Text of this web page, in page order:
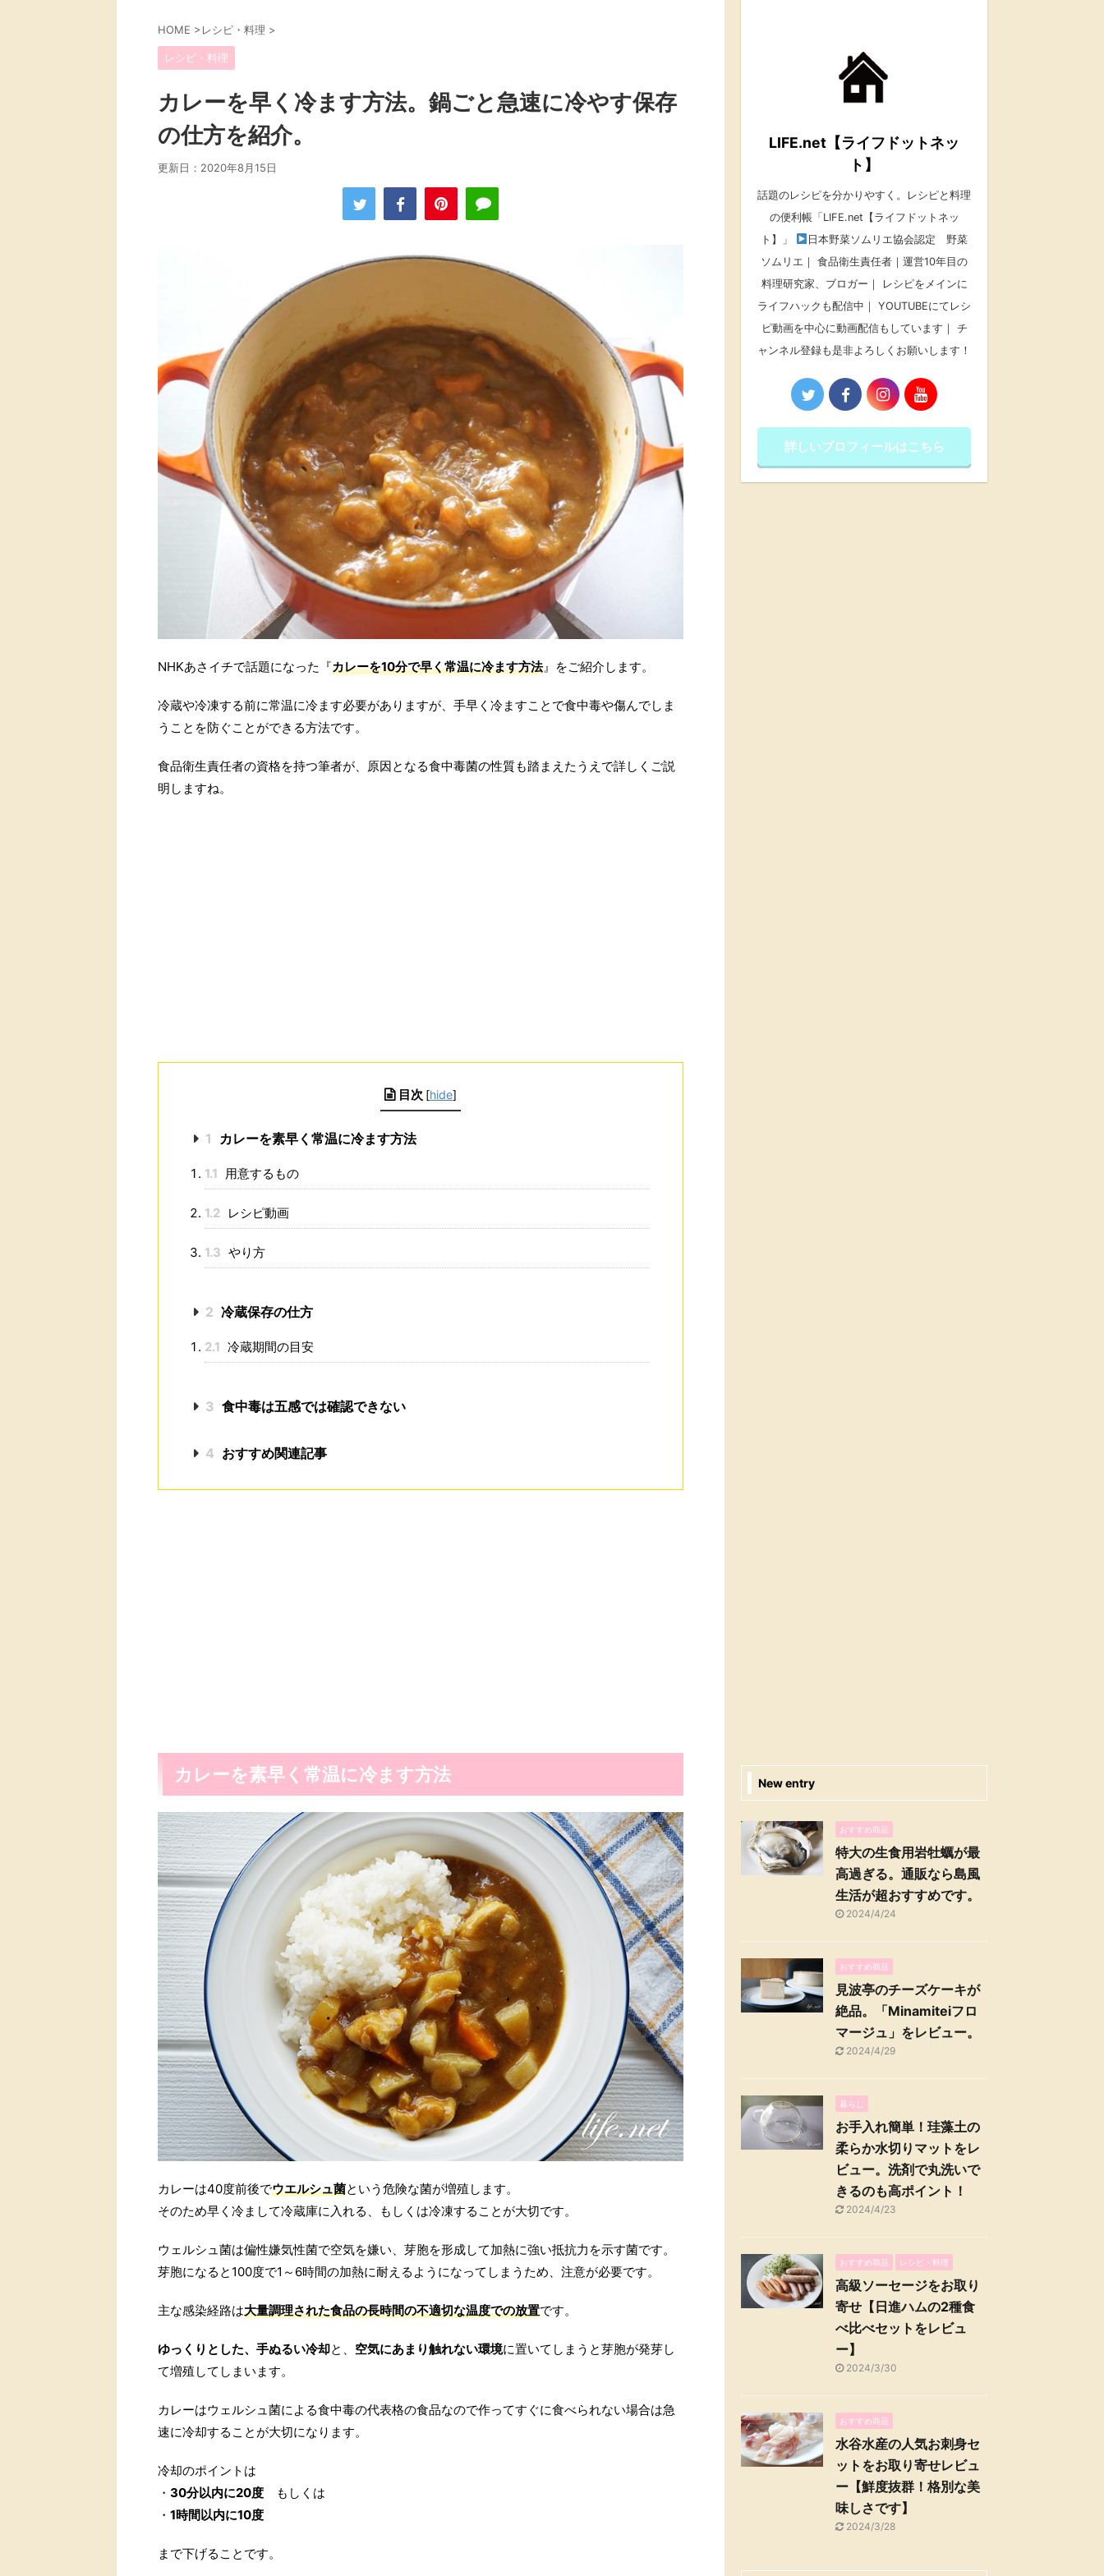
HOME >レシピ・料理 >
レシピ・料理
カレーを早く冷ます方法。鍋ごと急速に冷やす保存
の仕方を紹介。
更新日： 2020年8月15日
NHKあさイチで話題になった『カレーを10分で早く常温に冷ます方法』をご紹介します。
冷蔵や冷凍する前に常温に冷ます必要がありますが、手早く冷ますことで食中毒や傷んでしま
うことを防ぐことができる方法です。
食品衛生責任者の資格を持つ筆者が、原因となる食中毒菌の性質も踏まえたうえで詳しくご説
明しますね。
目次 [hide]
1 カレーを素早く常温に冷ます方法
1.1 用意するもの
1.2 レシピ動画
1.3 やり方
2 冷蔵保存の仕方
2.1 冷蔵期間の目安
3 食中毒は五感では確認できない
4 おすすめ関連記事
カレーを素早く常温に冷ます方法
カレーは40度前後でウエルシュ菌という危険な菌が増殖します。
そのため早く冷まして冷蔵庫に入れる、もしくは冷凍することが大切です。
ウェルシュ菌は偏性嫌気性菌で空気を嫌い、芽胞を形成して加熱に強い抵抗力を示す菌です。
芽胞になると100度で1～6時間の加熱に耐えるようになってしまうため、注意が必要です。
主な感染経路は大量調理された食品の長時間の不適切な温度での放置です。
ゆっくりとした、手ぬるい冷却と、 空気にあまり触れない環境に置いてしまうと芽胞が発芽し
て増殖してしまいます。
カレーはウェルシュ菌による食中毒の代表格の食品なので作ってすぐに食べられない場合は急
速に冷却することが大切になります。
冷却のポイントは
・ 30分以内に20度 もしくは
・ 1時間以内に10度
まで下げることです。
LIFE.net【ライフドットネッ
ト】
話題のレシピを分かりやすく。レシピと料理
の便利帳「LIFE.net【ライフドットネッ
ト】」
日本野菜ソムリエ協会認定 野菜
ソムリエ｜ 食品衛生責任者｜運営10年目の
料理研究家、ブロガー｜ レシピをメインに
ライフハックも配信中｜ YOUTUBEにてレシ
ピ動画を中心に動画配信もしています｜ チ
ャンネル登録も是非よろしくお願いします！
詳しいプロフィールはこちら
New entry
おすすめ商品
特大の生食用岩牡蠣が最
高過ぎる。通販なら島風
生活が超おすすめです。
2024/4/24
おすすめ商品
見波亭のチーズケーキが
絶品。「Minamiteiフロ
マージュ」をレビュー。
2024/4/29
暮らし
お手入れ簡単！珪藻土の
柔らか水切りマットをレ
ビュー。洗剤で丸洗いで
きるのも高ポイント！
2024/4/23
おすすめ商品 レシピ・料理
高級ソーセージをお取り
寄せ【日進ハムの2種食
べ比べセットをレビュ
ー】
2024/3/30
おすすめ商品
水谷水産の人気お刺身セ
ットをお取り寄せレビュ
ー【鮮度抜群！格別な美
味しさです】
2024/3/28